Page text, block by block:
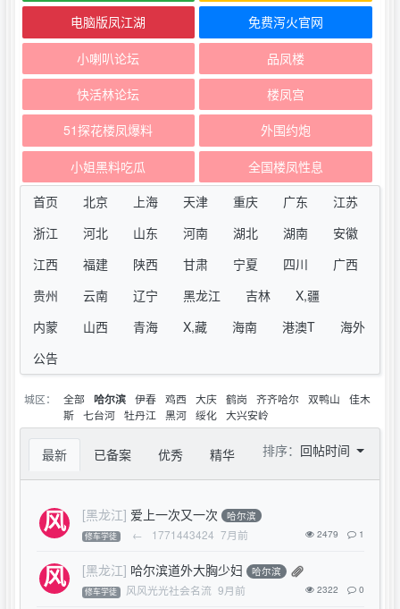
电脑版凤江湖 免费泻火官网
小喇叭论坛 品凤楼
快活林论坛 楼凤宫
51探花楼凤爆料 外围约炮
小姐黑料吃瓜
全国楼凤性息
首页
北京 上海 天津 重庆 广东
江苏
浙江
河北 山东 河南 湖北 湖南
安徽
江西
福建 陕西 甘肃 宁夏 四川
广西
贵州
云南 辽宁 黑龙江 吉林
X,疆
内蒙
山西 青海 X,藏 海南 港澳T
海外
公告
城区： 全部 哈尔滨 伊春 鸡西 大庆 鹤岗 齐齐哈尔 双鸭山
佳木
斯 七台河 牡丹江 黑河 绥化 大兴安岭
最新 已备案 优秀 精华 排序： 回帖时间
[黑龙江] 爱上一次又一次 哈尔滨
修车学徒 ← 1771443424 7月前 2479 1
[黑龙江] 哈尔滨道外大胸少妇 哈尔滨
修车学徒 风风光光社会名流 9月前 2322 0